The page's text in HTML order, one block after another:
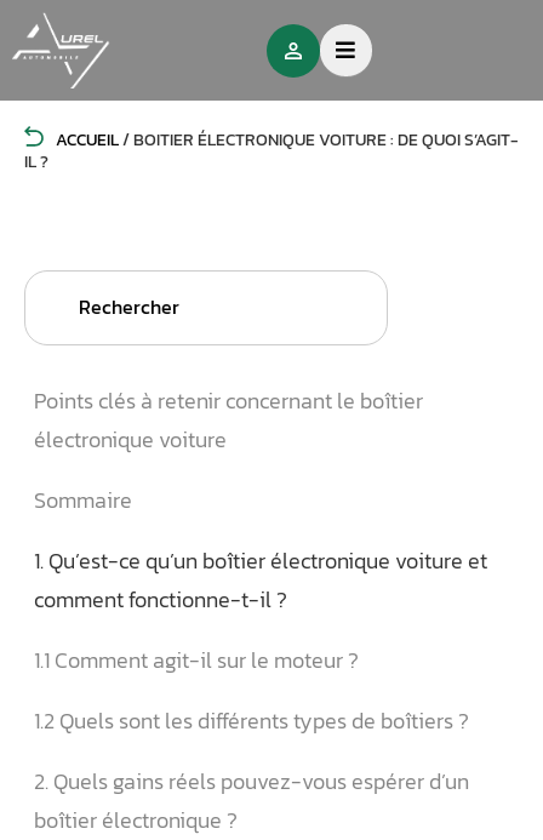
ACCUEIL/BOITIER ÉLECTRONIQUE VOITURE : DE QUOI S’AGIT-
IL ?
Search
Points clés à retenir concernant le boîtier
électronique voiture
Sommaire
1. Qu’est-ce qu’un boîtier électronique voiture et
comment fonctionne-t-il ?
1.1 Comment agit-il sur le moteur ?
1.2 Quels sont les différents types de boîtiers ?
2. Quels gains réels pouvez-vous espérer d’un
boîtier électronique ?